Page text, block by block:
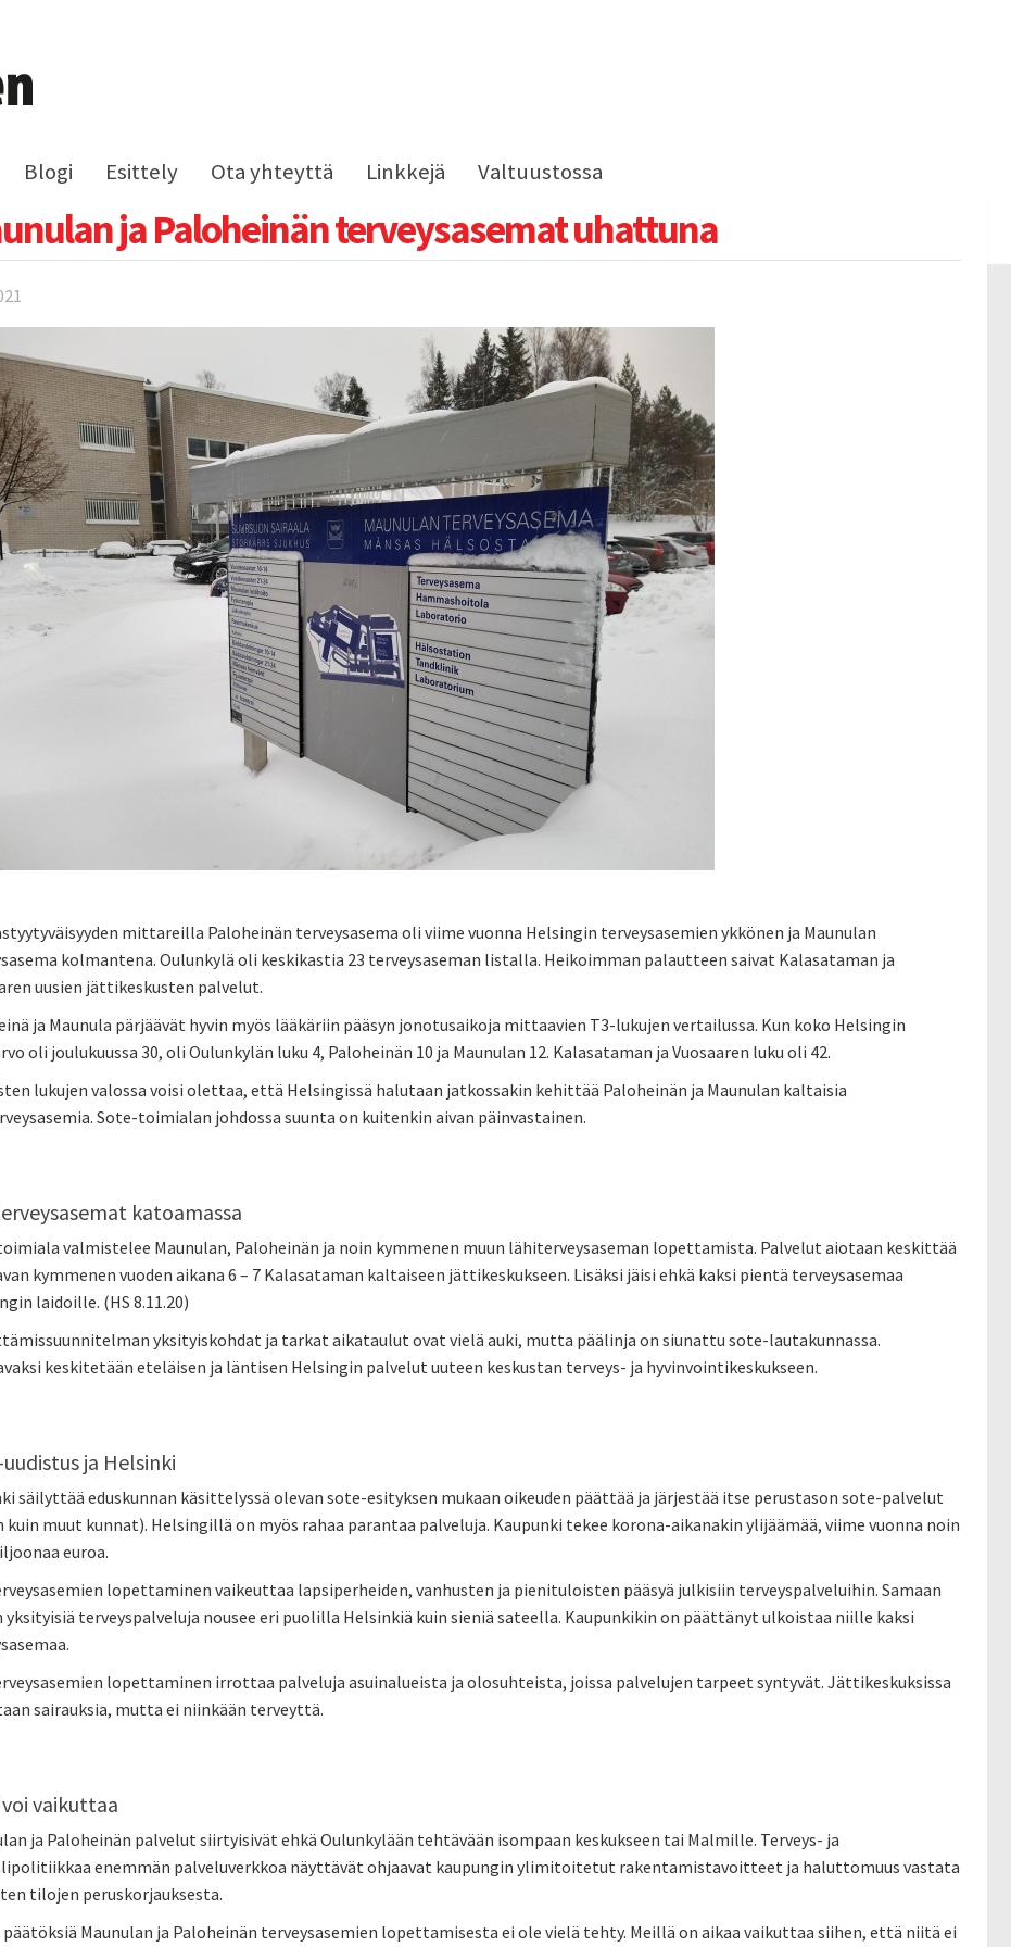
Blogi Esittely Ota yhteyttä Linkkejä Valtuustossa
ja Paloheinän terveysasemat uhattuna
mittareilla Paloheinän terveysasema oli viime vuonna Helsingin terveysasemien ykkönen ja Maunulan
kolmantena. Oulunkylä oli keskikastia 23 terveysaseman listalla. Heikoimman palautteen saivat Kalasataman ja
uusien jättikeskusten palvelut.
ja Maunula pärjäävät hyvin myös lääkäriin pääsyn jonotusaikoja mittaavien T3-lukujen vertailussa. Kun koko Helsingin
oli joulukuussa 30, oli Oulunkylän luku 4, Paloheinän 10 ja Maunulan 12. Kalasataman ja Vuosaaren luku oli 42.
lukujen valossa voisi olettaa, että Helsingissä halutaan jatkossakin kehittää Paloheinän ja Maunulan kaltaisia
Sote-toimialan johdossa suunta on kuitenkin aivan päinvastainen.
katoamassa
valmistelee Maunulan, Paloheinän ja noin kymmenen muun lähiterveysaseman lopettamista. Palvelut aiotaan keskittää
kymmenen vuoden aikana 6 – 7 Kalasataman kaltaiseen jättikeskukseen. Lisäksi jäisi ehkä kaksi pientä terveysasemaa
laidoille. (HS 8.11.20)
yksityiskohdat ja tarkat aikataulut ovat vielä auki, mutta päälinja on siunattu sote-lautakunnassa.
keskitetään eteläisen ja läntisen Helsingin palvelut uuteen keskustan terveys- ja hyvinvointikeskukseen.
ja Helsinki
säilyttää eduskunnan käsittelyssä olevan sote-esityksen mukaan oikeuden päättää ja järjestää itse perustason sote-palvelut
kuin muut kunnat). Helsingillä on myös rahaa parantaa palveluja. Kaupunki tekee korona-aikanakin ylijäämää, viime vuonna noin
euroa.
lopettaminen vaikeuttaa lapsiperheiden, vanhusten ja pienituloisten pääsyä julkisiin terveyspalveluihin. Samaan
yksityisiä terveyspalveluja nousee eri puolilla Helsinkiä kuin sieniä sateella. Kaupunkikin on päättänyt ulkoistaa niille kaksi
lopettaminen irrottaa palveluja asuinalueista ja olosuhteista, joissa palvelujen tarpeet syntyvät. Jättikeskuksissa
sairauksia, mutta ei niinkään terveyttä.
vaikuttaa
ja Paloheinän palvelut siirtyisivät ehkä Oulunkylään tehtävään isompaan keskukseen tai Malmille. Terveys- ja
enemmän palveluverkkoa näyttävät ohjaavat kaupungin ylimitoitetut rakentamistavoitteet ja haluttomuus vastata
tilojen peruskorjauksesta.
Maunulan ja Paloheinän terveysasemien lopettamisesta ei ole vielä tehty. Meillä on aikaa vaikuttaa siihen, että niitä ei